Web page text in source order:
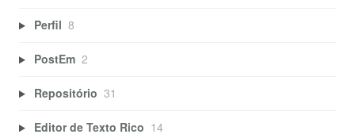
Perfil 8
PostEm 2
Repositório 31
Editor de Texto Rico 14